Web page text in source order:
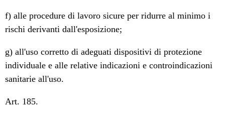
f) alle procedure di lavoro sicure per ridurre al minimo i
rischi derivanti dall'esposizione;
g) all'uso corretto di adeguati dispositivi di protezione
individuale e alle relative indicazioni e controindicazioni
sanitarie all'uso.
Art. 185.